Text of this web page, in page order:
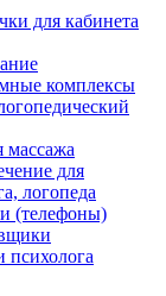
для кабинета
комплексы
массажа
для
логопеда
(телефоны)